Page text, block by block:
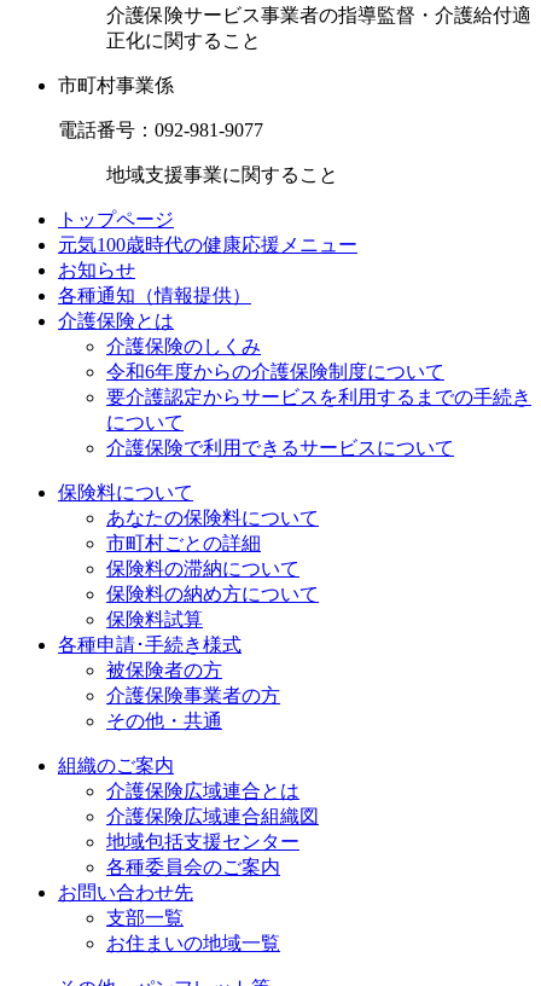
介護保険サービス事業者の指導監督・介護給付適
正化に関すること
市町村事業係
電話番号： 092-981-9077
地域支援事業に関すること
トップページ
元気100歳時代の健康応援メニュー
お知らせ
各種通知（情報提供）
介護保険とは
介護保険のしくみ
令和6年度からの介護保険制度について
要介護認定からサービスを利用するまでの⼿続き
について
介護保険で利用できるサービスについて
保険料について
あなたの保険料について
市町村ごとの詳細
保険料の滞納について
保険料の納め方について
保険料試算
各種申請･手続き様式
被保険者の方
介護保険事業者の方
その他・共通
組織のご案内
介護保険広域連合とは
介護保険広域連合組織図
地域包括支援センター
各種委員会のご案内
お問い合わせ先
支部一覧
お住まいの地域一覧